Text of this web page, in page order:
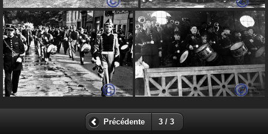
Précédente 3 / 3